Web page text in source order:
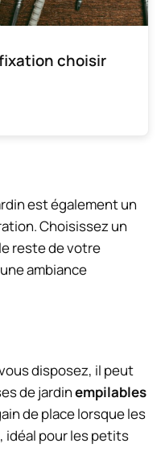
choisir
est également un
Choisissez un
reste de votre
ambiance
disposez, il peut
de jardinempilables
de place lorsque les
idéal pour les petits